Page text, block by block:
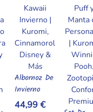
Carrito
Disfraz
Oficial